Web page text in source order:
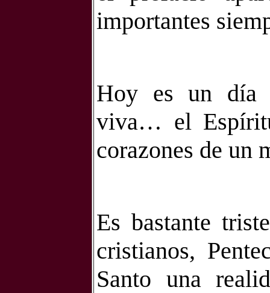
importantes
Hoy es un día
viva… el
corazones de un
Es bastante
cristianos,
Santo una